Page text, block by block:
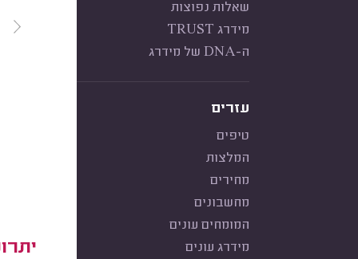
שאלות נפוצות
מידרג TRUST
ה-DNA של מידרג
עזרים
טיפים
המלצות
מחירים
מחשבונים
המומחים עונים
מידרג עונים